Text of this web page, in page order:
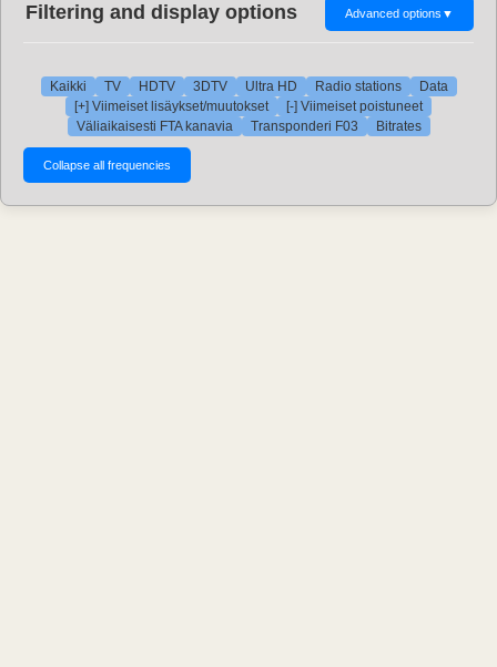
Filtering and display options Advanced options ▼
Kaikki TV HDTV 3DTV Ultra HD Radio stations
Data
[+] Viimeiset lisäykset/muutokset
[-] Viimeiset poistuneet
Väliaikaisesti FTA kanavia
Transponderi F03 Bitrates